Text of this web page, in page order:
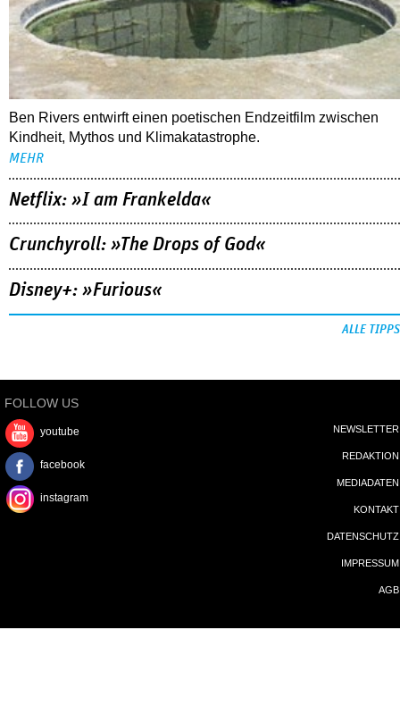
MEHR
Netflix: »I am Frankelda«
Crunchyroll: »The Drops of God«
Disney+: »Furious«
FOLLOW US
youtube
IMPRESSUM
AGB